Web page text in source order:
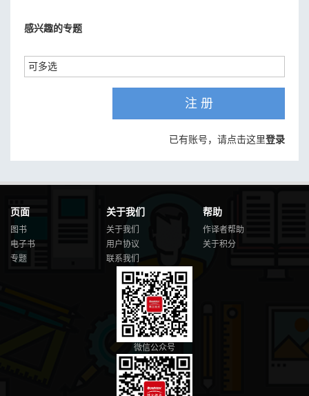
感兴趣的专题
注 册
已有账号，请点击这里登录
页面
图书
电子书
专题
关于我们
关于我们
用户协议
联系我们
帮助
作译者帮助
关于积分
微信公众号